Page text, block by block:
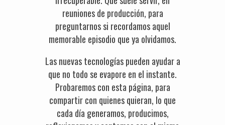
reuniones de producción, para
preguntarnos si recordamos aquel
memorable episodio que ya olvidamos.
Las nuevas tecnologías pueden ayudar a
que no todo se evapore en el instante.
Probaremos con esta página, para
compartir con quienes quieran, lo que
cada día generamos, producimos,